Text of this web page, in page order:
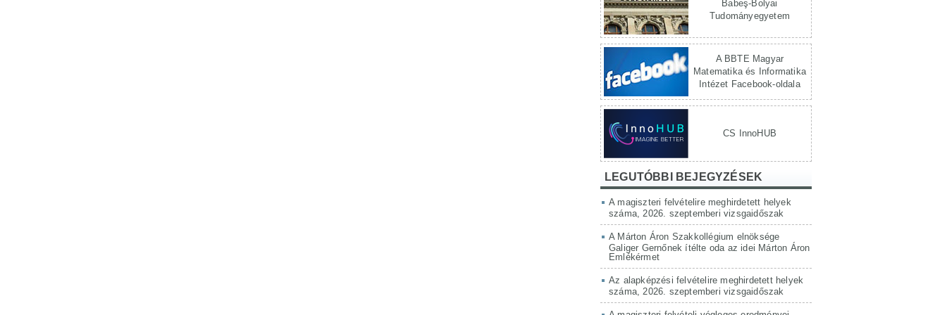
Babeş-Bolyai
Tudományegyetem
A BBTE Magyar
Matematika és Informatika
Intézet Facebook-oldala
CS InnoHUB
LEGUTÓBBI BEJEGYZÉSEK
A magiszteri felvételire meghirdetett helyek
száma, 2026. szeptemberi vizsgaidőszak
A Márton Áron Szakkollégium elnöksége
Galiger Gernőnek ítélte oda az idei Márton Áron
Emlékérmet
Az alapképzési felvételire meghirdetett helyek
száma, 2026. szeptemberi vizsgaidőszak